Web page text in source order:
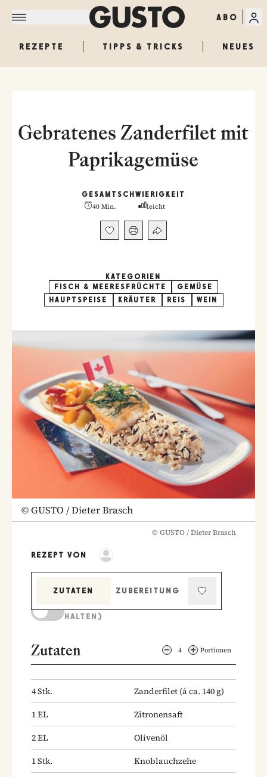
ABO
REZEPTE TIPPS & TRICKS NEUES
Gebratenes Zanderfilet mit
Paprikagemüse
GESAMT
40 Min.
SCHWIERIGKEIT
leicht
KATEGORIEN
FISCH & MEERESFRÜCHTE
GEMÜSE
HAUPTSPEISE
KRÄUTER REIS WEIN
©GUSTO / Dieter Brasch
© GUSTO / Dieter Brasch
REZEPT VON
ZUTATEN
ZUBEREITUNG
HALTEN)
Zutaten 4 Portionen
4Stk. Zanderfilet (á ca. 140 g)
1EL
Zitronensaft
2EL
Olivenöl
1Stk. Knoblauchzehe